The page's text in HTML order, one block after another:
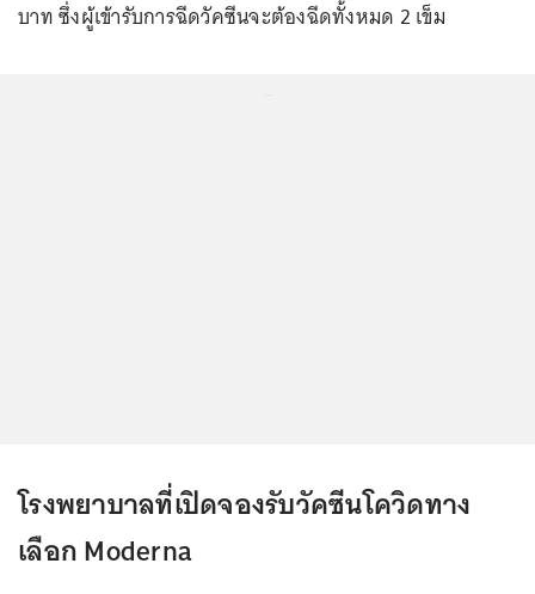
บาท ซึ่งผู้เข้ารับการฉีดวัคซีนจะต้องฉีดทั้งหมด 2 เข็ม
โรงพยาบาลที่เปิดจองรับวัคซีนโควิดทาง
เลือก Moderna